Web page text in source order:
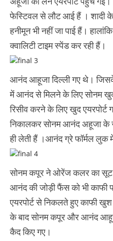
फेस्टिवल से लौट आई हैं । शादी
हनीमून भी नहीं जा पाई हैं।
क्वालिटी टाइम स्पेंड कर रही हैं।
आनंद आहूजा दिल्ली गए थे।
में आनंद से मिलने के लिए सोनम
रिसीव करने के लिए खुद
निकालकर सोनम आनंद अहूजा के
ही लेती हैं ।आनंद ग्रे फॉर्मल लुक में
सोनम कपूर ने ओरेंज कलर का
आनंद की जोड़ी फैंस को भी
एयरपोर्ट से निकलते हुए काफी
के बाद सोनम कपूर और आनंद
कैद किए गए।